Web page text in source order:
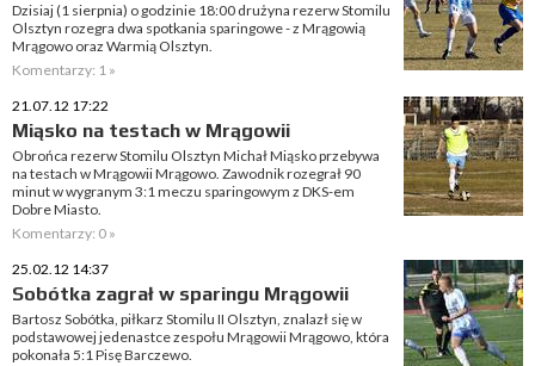
Dzisiaj (1 sierpnia) o godzinie 18:00 drużyna rezerw Stomilu
Olsztyn rozegra dwa spotkania sparingowe - z Mrągowią
Mrągowo oraz Warmią Olsztyn.
Komentarzy: 1 »
21.07.12 17:22
Miąsko na testach w Mrągowii
Obrońca rezerw Stomilu Olsztyn Michał Miąsko przebywa
na testach w Mrągowii Mrągowo. Zawodnik rozegrał 90
minut w wygranym 3:1 meczu sparingowym z DKS-em
Dobre Miasto.
Komentarzy: 0 »
25.02.12 14:37
Sobótka zagrał w sparingu Mrągowii
Bartosz Sobótka, piłkarz Stomilu II Olsztyn, znalazł się w
podstawowej jedenastce zespołu Mrągowii Mrągowo, która
pokonała 5:1 Pisę Barczewo.